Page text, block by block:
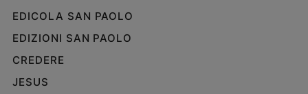
EDICOLA SAN PAOLO
EDIZIONI SAN PAOLO
CREDERE
JESUS